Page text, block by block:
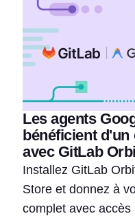
Les agents
bénéficient
avec GitLab
Installez GitLab
Store et donnez à
complet avec